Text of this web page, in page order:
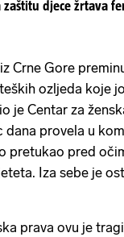
djece žrtava
Crne Gore
ozljeda koje
je Centar za
dana provela u
pretukao pred
Iza sebe je
prava ovu je